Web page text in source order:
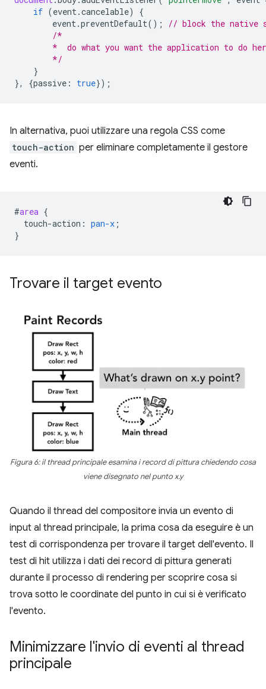
if (event.cancelable)
{
event.preventDefault();
// block the native
/*
*  do what you want the application to do
        */
}
},
{passive : true});
In alternativa, puoi utilizzare una regola CSS come
touch-action per eliminare completamente il gestore
eventi.
#area {
touch-action : pan-x ;
}
Trovare il target evento
Figura 6: il thread principale esamina i record di pittura chiedendo cosa
viene disegnato nel punto x.y
Quando il thread del compositore invia un evento di
input al thread principale, la prima cosa da eseguire è un
test di corrispondenza per trovare il target dell'evento. Il
test di hit utilizza i dati dei record di pittura generati
durante il processo di rendering per scoprire cosa si
trova sotto le coordinate del punto in cui si è verificato
l'evento.
Minimizzare l'invio di eventi al thread
principale